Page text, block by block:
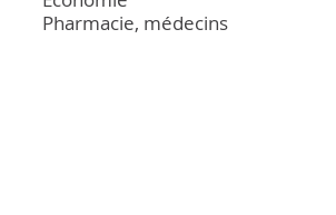
Annuaire communal
Pharmacie, médecins